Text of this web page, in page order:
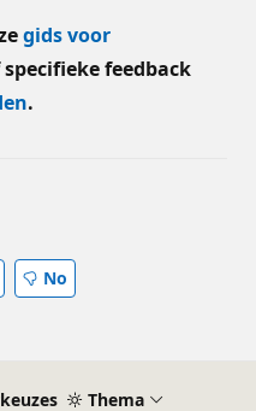
gids voor
feedback
.
No
Thema